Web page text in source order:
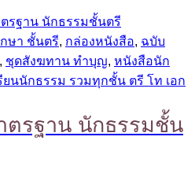
ษา ชั้นตรี, กล่องหนังสือ, ฉบับ
, ชุดสังฆทาน ทำบุญ, หนังสือนัก
ยนนักธรรม รวมทุกชั้น ตรี โท เอก
รฐาน นักธรรมชั้น